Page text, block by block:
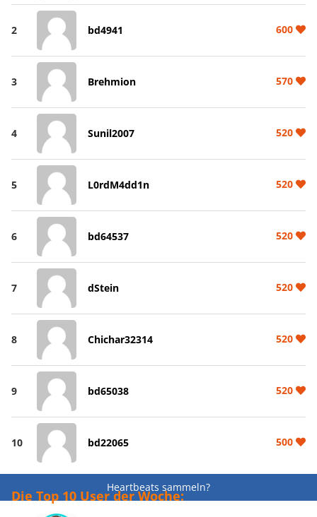
2 bd4941 600
3 Brehmion 570
4 Sunil2007 520
5 L0rdM4dd1n 520
6 bd64537 520
7 dStein 520
8 Chichar32314 520
9 bd65038 520
10 bd22065 500
Heartbeats sammeln?
Die Top 10 User der Woche: